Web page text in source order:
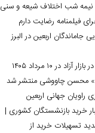
نیمه شب اختلاف شیعه و سنی
فیلمنامه رضایت دارم
جاماندگان اربعین در البرز
در ۱۰ مرداد ۱۴۰۵
» محسن چاووشی منتشر شد
راویان جهانی اربعین
خرید بازنشستگان کشوری |
تسهیلات خرید از
ها‌ی‌سه‌شنبه ۶ مردادماه